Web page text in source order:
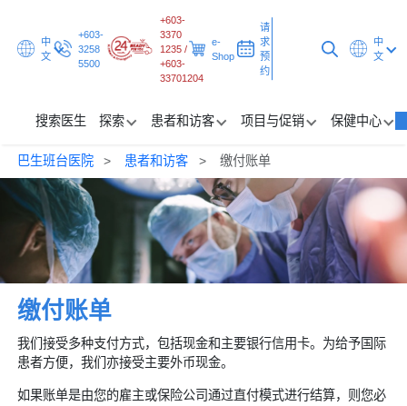
中
文
+603-
3258
5500
+603-
3370
1235 /
+603-
33701204
e-
Shop
请
求
预
约
中
文
搜索医生 探索 患者和访客 项目与促销 保健中心
探索
患者和访客
项目与促销
保健中心
请求预约
巴生班台医院 患者和访客 缴付账单
缴付账单
我们接受多种支付方式，包括现金和主要银行信用卡。为给予国际
患者方便，我们亦接受主要外币现金。
如果账单是由您的雇主或保险公司通过直付模式进行结算，则您必